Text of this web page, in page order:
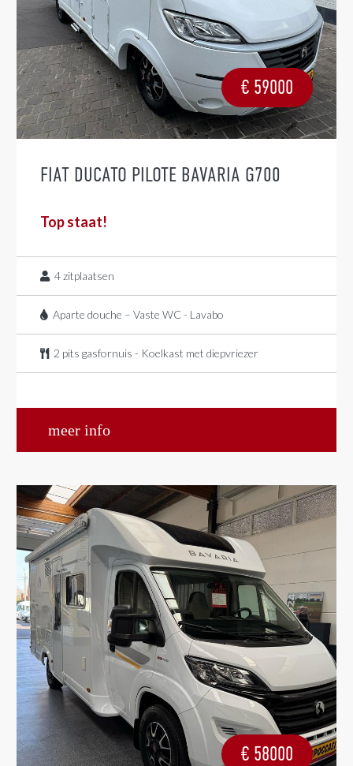
€ 59000
FIAT DUCATO PILOTE BAVARIA G700
Top staat!
4zitplaatsen
Aparte douche – Vaste WC - Lavabo
2 pits gasfornuis - Koelkast met diepvriezer
meer info
€ 58000